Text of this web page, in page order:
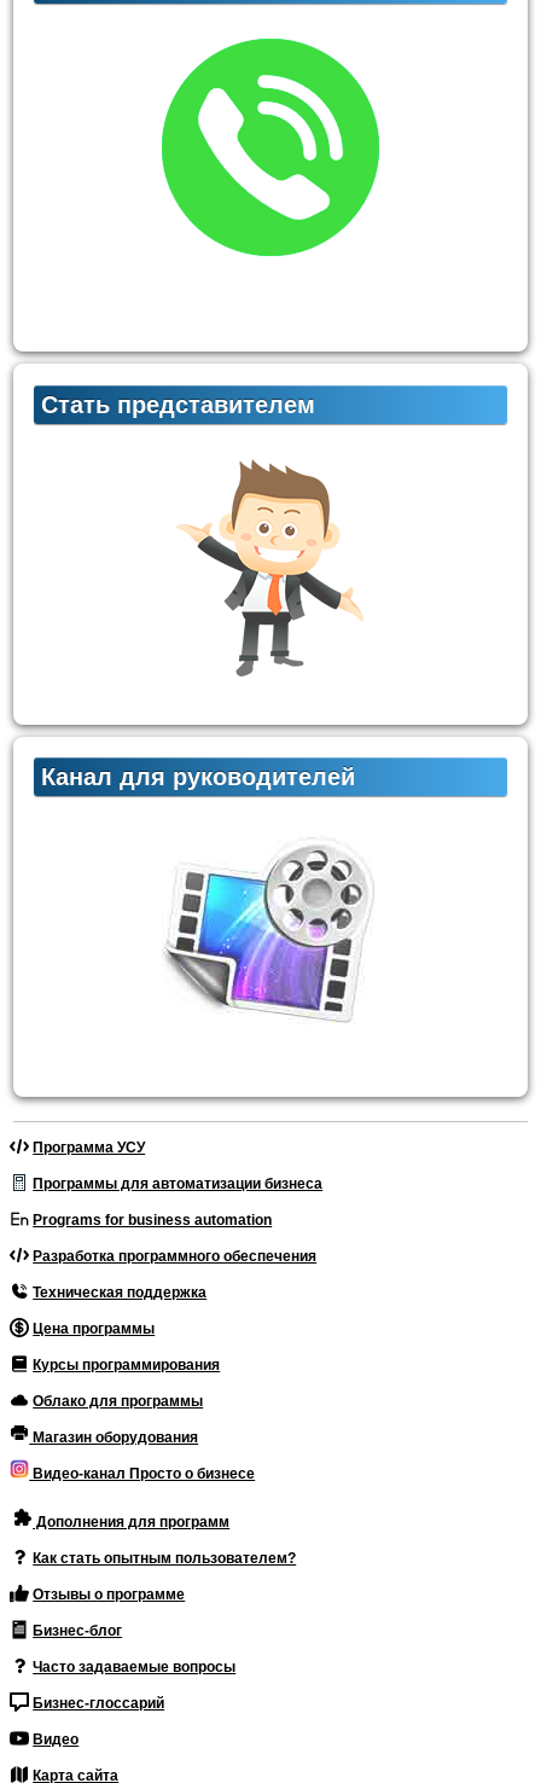
Стать представителем
Канал для руководителей
Программа УСУ
Программы для автоматизации бизнеса
Programs for business automation
Разработка программного обеспечения
Техническая поддержка
Цена программы
Курсы программирования
Облако для программы
Магазин оборудования
Видео-канал Просто о бизнесе
Дополнения для программ
Как стать опытным пользователем?
Отзывы о программе
Бизнес-блог
Часто задаваемые вопросы
Бизнес-глоссарий
Видео
Карта сайта